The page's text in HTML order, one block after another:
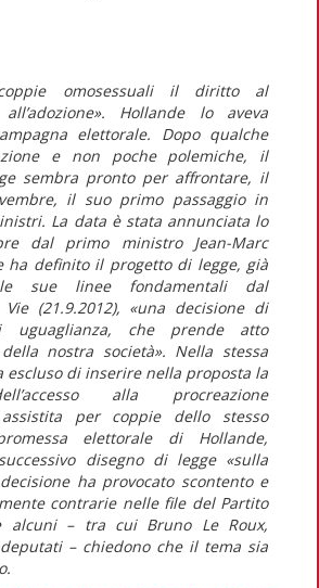
omosessuali il diritto al
Hollande lo aveva
elettorale. Dopo qualche
e non poche polemiche, il
sembra pronto per affrontare, il
il suo primo passaggio in
La data è stata annunciata lo
dal primo ministro Jean-Marc
ha definito il progetto di legge, già
sue linee fondamentali dal
(21.9.2012), «una decisione di
che prende atto
della nostra società». Nella stessa
escluso di inserire nella proposta la
alla procreazione
assistita per coppie dello stesso
elettorale di Hollande,
disegno di legge «sulla
ha provocato scontento e
contrarie nelle file del Partito
alcuni – tra cui Bruno Le Roux,
– chiedono che il tema sia